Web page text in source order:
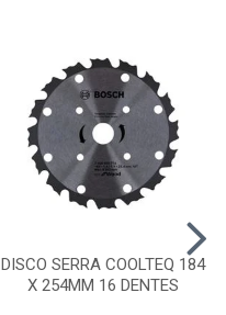
DISCO SERRA COOLTEQ 184
X 254MM 16 DENTES